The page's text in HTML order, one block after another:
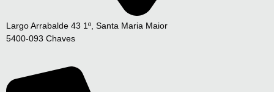
Largo Arrabalde 43 1º, Santa Maria Maior
5400-093 Chaves